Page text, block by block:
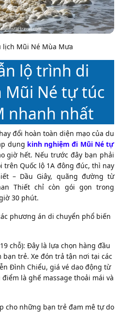
Mũi Né Mùa Mưa
lộ trình di
Mũi Né tự túc
nhanh nhất
đổi hoàn toàn diện mạo của du
dụng kinh nghiệm đi Mũi Né tự
giờ hết. Nếu trước đây bạn phải
trên Quốc lộ 1A đông đúc, thì nay
– Dầu Giây, quãng đường từ
Thiết chỉ còn gói gọn trong
30 phút.
phương án di chuyển phổ biến
chỗ): Đây là lựa chọn hàng đầu
bạn trẻ. Xe đón trả tận nơi tại các
Đình Chiểu, giá vé dao động từ
điểm là ghế massage thoải mái và
cho những bạn trẻ đam mê tự do